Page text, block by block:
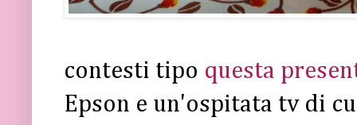
contesti tipo questa
Epson e un'ospitata tv di